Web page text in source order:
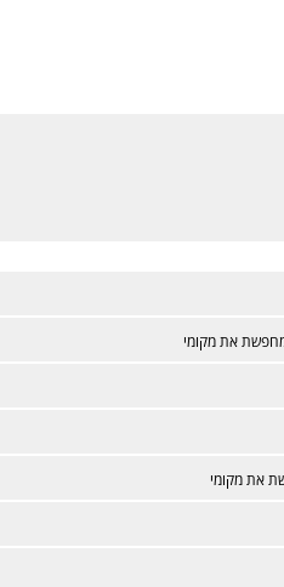
את מקומי
את מקומי